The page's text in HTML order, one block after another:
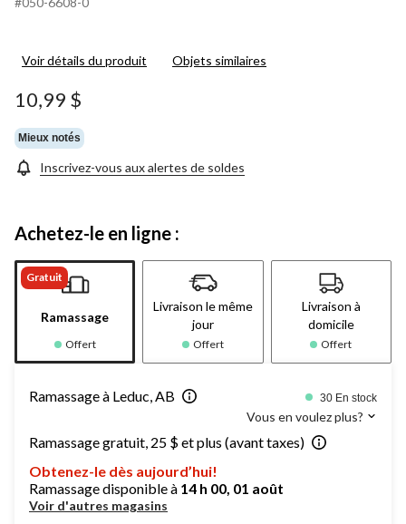
Voir détails du produit Objets similaires
10,99 $
Mieux notés
Inscrivez-vous aux alertes de soldes
Achetez-le en ligne :
Gratuit
Ramassage
Offert
Livraison le même
jour
Offert
Livraison à
domicile
Offert
Ramassage à Leduc, AB 30 En stock
Vous en voulez plus?
Ramassage gratuit, 25 $ et plus (avant taxes)
Obtenez-le dès aujourd’hui!
Ramassage disponible à 14 h 00, 01 août
Voir d'autres magasins